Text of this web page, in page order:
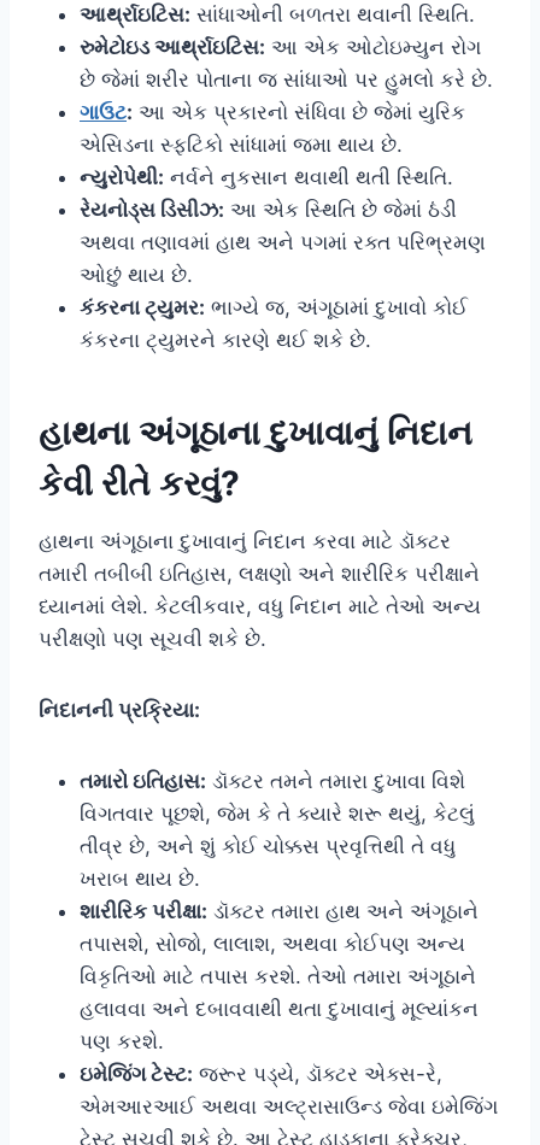
આર્થ્રાઇટિસ: સાંધાઓની બળતરા થવાની સ્થિતિ.
રુમેટોઇડ આર્થ્રાઇટિસ: આ એક ઓટોઇમ્યુન રોગ
છે જેમાં શરીર પોતાના જ સાંધાઓ પર હુમલો કરે છે.
ગાઉટ: આ એક પ્રકારનો સંધિવા છે જેમાં યુરિક
એસિડના સ્ફટિકો સાંધામાં જમા થાય છે.
ન્યુરોપેથી: નર્વને નુકસાન થવાથી થતી સ્થિતિ.
રેયનોડ્સ ડિસીઝ: આ એક સ્થિતિ છે જેમાં ઠંડી
અથવા તણાવમાં હાથ અને પગમાં રક્ત પરિભ્રમણ
ઓછું થાય છે.
કંકરના ટ્યુમર: ભાગ્યે જ, અંગૂઠામાં દુખાવો કોઈ
કંકરના ટ્યુમરને કારણે થઈ શકે છે.
હાથના અંગૂઠાના દુખાવાનું નિદાન
કેવી રીતે કરવું?
હાથના અંગૂઠાના દુખાવાનું નિદાન કરવા માટે ડૉક્ટર
તમારી તબીબી ઇતિહાસ, લક્ષણો અને શારીરિક પરીક્ષાને
ધ્યાનમાં લેશે. કેટલીકવાર, વધુ નિદાન માટે તેઓ અન્ય
પરીક્ષણો પણ સૂચવી શકે છે.
નિદાનની પ્રક્રિયા:
તમારો ઇતિહાસ: ડૉક્ટર તમને તમારા દુખાવા વિશે
વિગતવાર પૂછશે, જેમ કે તે ક્યારે શરૂ થયું, કેટલું
તીવ્ર છે, અને શું કોઈ ચોક્કસ પ્રવૃત્તિથી તે વધુ
ખરાબ થાય છે.
શારીરિક પરીક્ષા: ડૉક્ટર તમારા હાથ અને અંગૂઠાને
તપાસશે, સોજો, લાલાશ, અથવા કોઈપણ અન્ય
વિકૃતિઓ માટે તપાસ કરશે. તેઓ તમારા અંગૂઠાને
હલાવવા અને દબાવવાથી થતા દુખાવાનું મૂલ્યાંકન
પણ કરશે.
ઇમેજિંગ ટેસ્ટ: જરૂર પડ્યે, ડૉક્ટર એક્સ-રે,
એમઆરઆઈ અથવા અલ્ટ્રાસાઉન્ડ જેવા ઇમેજિંગ
ટેસ્ટ સૂચવી શકે છે. આ ટેસ્ટ હાડકાના ફ્રેક્ચર,